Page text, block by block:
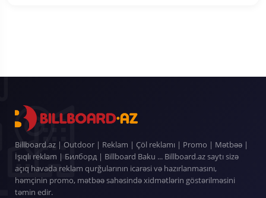
Billboard.az | Outdoor | Reklam | Çöl reklamı | Promo | Mətbəə |
İşıqlı reklam | Билборд | Billboard Baku ... Billboard.az saytı sizə
açıq havada reklam qurğularının icarəsi və hazırlanmasını,
həmçinin promo, mətbəə sahəsində xidmətlərin göstərilməsini
təmin edir.